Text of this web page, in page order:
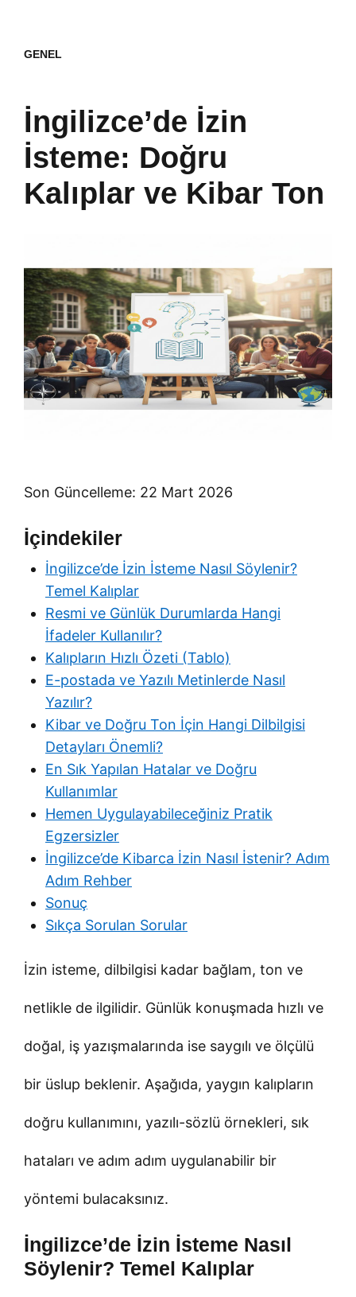
GENEL
İngilizce’de İzin
İsteme: Doğru
Kalıplar ve Kibar Ton
Son Güncelleme: 22 Mart 2026
İçindekiler
İngilizce’de İzin İsteme Nasıl Söylenir?
Temel Kalıplar
Resmi ve Günlük Durumlarda Hangi
İfadeler Kullanılır?
Kalıpların Hızlı Özeti (Tablo)
E-postada ve Yazılı Metinlerde Nasıl
Yazılır?
Kibar ve Doğru Ton İçin Hangi Dilbilgisi
Detayları Önemli?
En Sık Yapılan Hatalar ve Doğru
Kullanımlar
Hemen Uygulayabileceğiniz Pratik
Egzersizler
İngilizce’de Kibarca İzin Nasıl İstenir? Adım
Adım Rehber
Sonuç
Sıkça Sorulan Sorular
İzin isteme, dilbilgisi kadar bağlam, ton ve
netlikle de ilgilidir. Günlük konuşmada hızlı ve
doğal, iş yazışmalarında ise saygılı ve ölçülü
bir üslup beklenir. Aşağıda, yaygın kalıpların
doğru kullanımını, yazılı-sözlü örnekleri, sık
hataları ve adım adım uygulanabilir bir
yöntemi bulacaksınız.
İngilizce’de İzin İsteme Nasıl
Söylenir? Temel Kalıplar